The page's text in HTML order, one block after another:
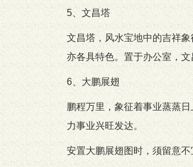
5、文昌塔
文昌塔，风水宝地中的吉祥
亦各具特色。置于办公室，
6、大鹏展翅
鹏程万里，象征着事业蒸蒸
力事业兴旺发达。
安置大鹏展翅图时，须留意